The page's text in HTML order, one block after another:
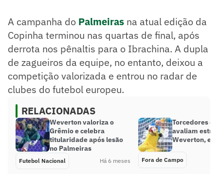
A campanha do Palmeiras na atual edição da
Copinha terminou nas quartas de final, após
derrota nos pênaltis para o Ibrachina. A dupla
de zagueiros da equipe, no entanto, deixou a
competição valorizada e entrou no radar de
clubes do futebol europeu.
RELACIONADAS
Weverton valoriza o
Grêmio e celebra
titularidade após lesão
no Palmeiras
Futebol Nacional Há 6 meses
Torcedores
avaliam
Weverton,
Fora de Campo